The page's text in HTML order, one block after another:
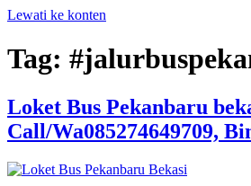
Lewati ke konten
Tag:
Loket Bus Pekanbaru
Call/Wa085274649709,